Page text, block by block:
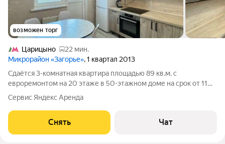
возможен торг
Царицыно
22 мин.
Микрорайон «Загорье», 1 квартал 2013
Сдаётся 3-комнатная квартира площадью 89 кв.м. с
евроремонтом на 20 этаже в 50-этажном доме на срок от 11
месяцев. Из техники есть: Телевизор Духовой шкаф
Стиральная машина Холодильник Посудомоечная машина
Кондиционер Дом - монолитный, окна
Сервис Яндекс Аренда
Снять Чат